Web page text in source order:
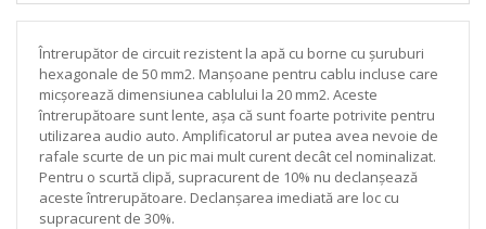
Întrerupător de circuit rezistent la apă cu borne cu șuruburi
hexagonale de 50 mm2. Manșoane pentru cablu incluse care
micșorează dimensiunea cablului la 20 mm2. Aceste
întrerupătoare sunt lente, așa că sunt foarte potrivite pentru
utilizarea audio auto. Amplificatorul ar putea avea nevoie de
rafale scurte de un pic mai mult curent decât cel nominalizat.
Pentru o scurtă clipă, supracurent de 10% nu declanșează
aceste întrerupătoare. Declanșarea imediată are loc cu
supracurent de 30%.